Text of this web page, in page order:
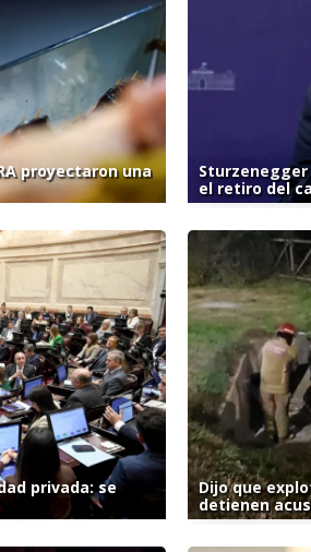
proyectaron una
el retiro del
privada: se
Dijo que
detienen